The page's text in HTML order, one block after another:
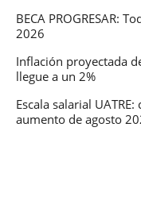
BECA PROGRESAR:
2026
Inflación proyectada
llegue a un 2%
Escala salarial
aumento de agosto